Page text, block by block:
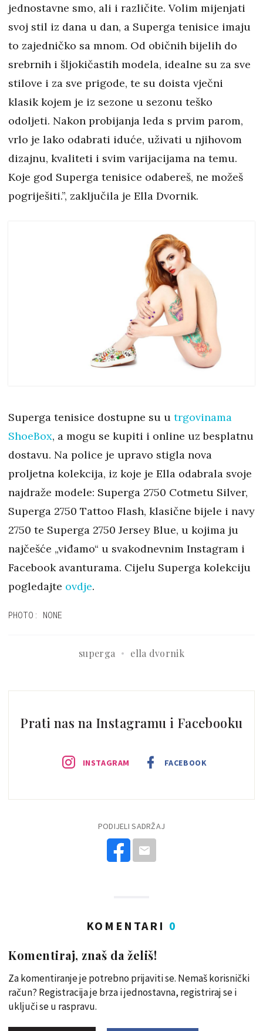
jednostavne smo, ali i različite. Volim mijenjati
svoj stil iz dana u dan, a Superga tenisice imaju
to zajedničko sa mnom. Od običnih bijelih do
srebrnih i šljokičastih modela, idealne su za sve
stilove i za sve prigode, te su doista vječni
klasik kojem je iz sezone u sezonu teško
odoljeti. Nakon probijanja leda s prvim parom,
vrlo je lako odabrati iduće, uživati u njihovom
dizajnu, kvaliteti i svim varijacijama na temu.
Koje god Superga tenisice odabereš, ne možeš
pogriješiti.”, zaključila je Ella Dvornik.
Superga tenisice dostupne su u trgovinama
ShoeBox, a mogu se kupiti i online uz besplatnu
dostavu. Na police je upravo stigla nova
proljetna kolekcija, iz koje je Ella odabrala svoje
najdraže modele: Superga 2750 Cotmetu Silver,
Superga 2750 Tattoo Flash, klasične bijele i navy
2750 te Superga 2750 Jersey Blue, u kojima ju
najčešće „viđamo“ u svakodnevnim Instagram i
Facebook avanturama. Cijelu Superga kolekciju
pogledajte ovdje.
PHOTO: NONE
superga ella dvornik
Prati nas na Instagramu i Facebooku
INSTAGRAM FACEBOOK
PODIJELI SADRŽAJ
KOMENTARI 0
Komentiraj, znaš da želiš!
Za komentiranje je potrebno prijaviti se. Nemaš korisnički
račun? Registracija je brza i jednostavna, registriraj se i
uključi se u raspravu.